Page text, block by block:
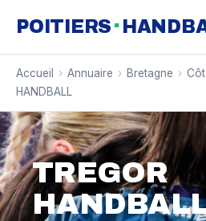
POITIERS ·
Accueil › Annuaire › Bretagne ›
HANDBALL
TREGOR